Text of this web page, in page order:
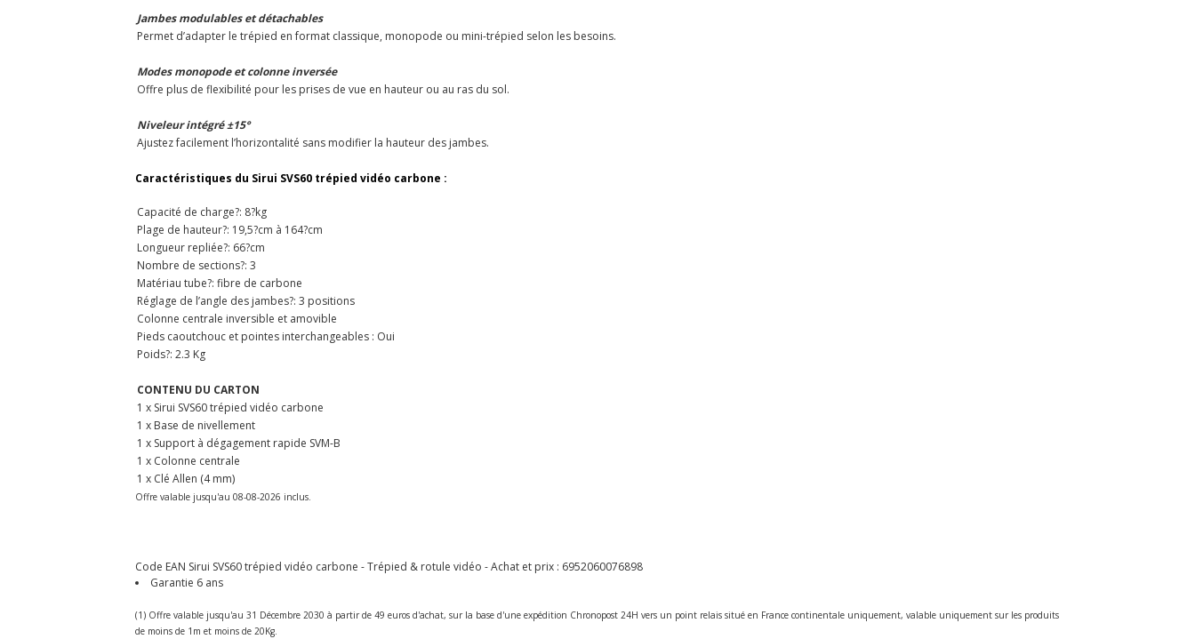
Jambes modulables et détachables
Permet d’adapter le trépied en format classique, monopode ou mini-trépied selon les besoins.
Modes monopode et colonne inversée
Offre plus de flexibilité pour les prises de vue en hauteur ou au ras du sol.
Niveleur intégré ±15°
Ajustez facilement l’horizontalité sans modifier la hauteur des jambes.
Caractéristiques du Sirui SVS60 trépied vidéo carbone :
Capacité de charge?: 8?kg
Plage de hauteur?: 19,5?cm à 164?cm
Longueur repliée?: 66?cm
Nombre de sections?: 3
Matériau tube?: fibre de carbone
Réglage de l’angle des jambes?: 3 positions
Colonne centrale inversible et amovible
Pieds caoutchouc et pointes interchangeables : Oui
Poids?: 2.3 Kg
CONTENU DU CARTON
1 x Sirui SVS60 trépied vidéo carbone
1 x Base de nivellement
1 x Support à dégagement rapide SVM-B
1 x Colonne centrale
1 x Clé Allen (4 mm)
Offre valable jusqu'au 08-08-2026 inclus.
Code EAN Sirui SVS60 trépied vidéo carbone - Trépied & rotule vidéo - Achat et prix : 6952060076898
Garantie 6 ans
(1) Offre valable jusqu'au 31 Décembre 2030 à partir de 49 euros d'achat, sur la base d'une expédition Chronopost 24H vers un point relais situé en France continentale uniquement, valable uniquement sur les produits
de moins de 1m et moins de 20Kg.